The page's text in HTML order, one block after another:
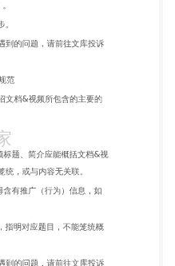
档阅读器右下方的“下